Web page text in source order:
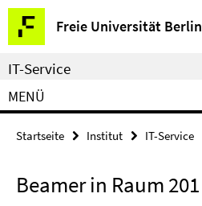
Springe
direkt
zu
Inhalt
Freie Universität Berlin
Service-
Navigation
IT-Service
MENÜ
Startseite Institut IT-Service
Beamer in Raum 201